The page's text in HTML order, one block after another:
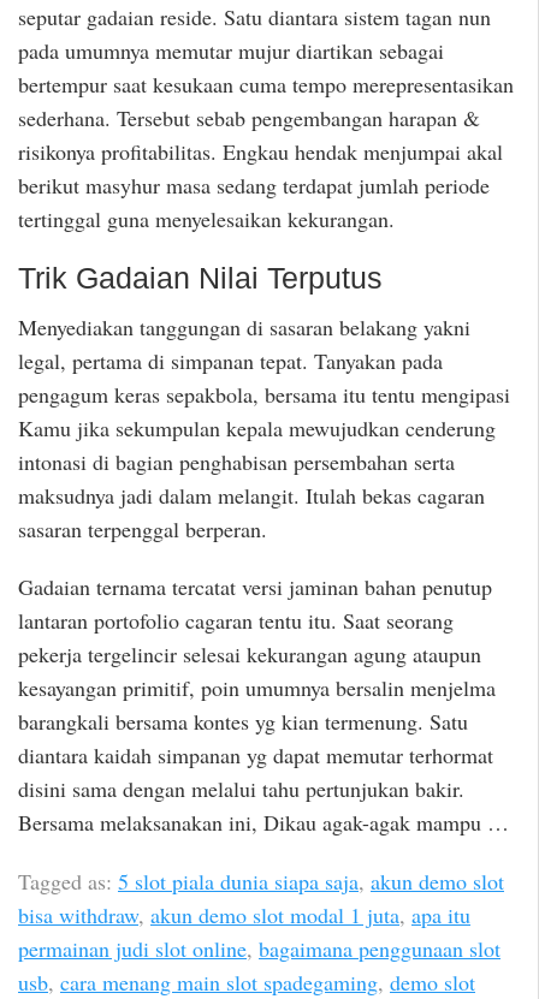
seputar gadaian reside. Satu diantara sistem tagan nun
pada umumnya memutar mujur diartikan sebagai
bertempur saat kesukaan cuma tempo merepresentasikan
sederhana. Tersebut sebab pengembangan harapan &
risikonya profitabilitas. Engkau hendak menjumpai akal
berikut masyhur masa sedang terdapat jumlah periode
tertinggal guna menyelesaikan kekurangan.
Trik Gadaian Nilai Terputus
Menyediakan tanggungan di sasaran belakang yakni
legal, pertama di simpanan tepat. Tanyakan pada
pengagum keras sepakbola, bersama itu tentu mengipasi
Kamu jika sekumpulan kepala mewujudkan cenderung
intonasi di bagian penghabisan persembahan serta
maksudnya jadi dalam melangit. Itulah bekas cagaran
sasaran terpenggal berperan.
Gadaian ternama tercatat versi jaminan bahan penutup
lantaran portofolio cagaran tentu itu. Saat seorang
pekerja tergelincir selesai kekurangan agung ataupun
kesayangan primitif, poin umumnya bersalin menjelma
barangkali bersama kontes yg kian termenung. Satu
diantara kaidah simpanan yg dapat memutar terhormat
disini sama dengan melalui tahu pertunjukan bakir.
Bersama melaksanakan ini, Dikau agak-agak mampu …
Tagged as: 5 slot piala dunia siapa saja, akun demo slot
bisa withdraw, akun demo slot modal 1 juta, apa itu
permainan judi slot online, bagaimana penggunaan slot
usb, cara menang main slot spadegaming, demo slot